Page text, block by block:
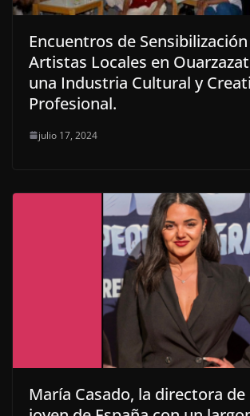
Encuentros de
Artistas Locales en
una Industria Cultural y
Profesional.
julio 17, 2024
María Casado, la directora